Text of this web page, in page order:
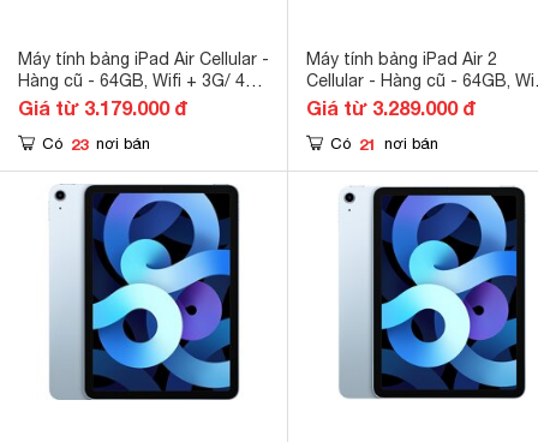
Máy tính bảng iPad Air Cellular -
Hàng cũ - 64GB, Wifi + 3G/ 4G,
9.7 inch
Giá từ 3.179.000 đ
Có 23 nơi bán
Máy tính bảng iPad Air 2
Cellular - Hàng cũ - 64GB,
+ 3G/ 4G, 9.7 inch
Giá từ 3.289.000 đ
Có 21 nơi bán